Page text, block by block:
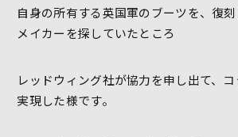
自身の所有する英国軍のブーツを、復
メイカーを探していたところ
レッドウィング社が協力を申し出て、
実現した様です。